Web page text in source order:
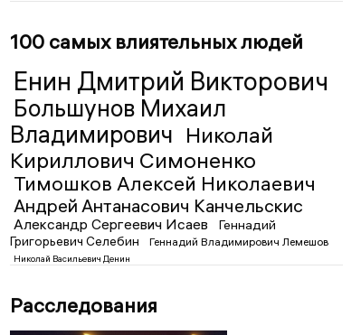
100 самых влиятельных людей
Енин Дмитрий Викторович
Большунов Михаил
Владимирович Николай
Кириллович Симоненко
Тимошков Алексей Николаевич
Андрей Антанасович Канчельскис
Александр Сергеевич Исаев
Геннадий
Григорьевич Селебин
Геннадий Владимирович Лемешов
Николай Васильевич Денин
Расследования